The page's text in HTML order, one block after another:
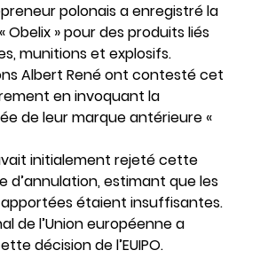
polonais a enregistré la
Obelix » pour des produits liés
munitions et explosifs.
Albert René ont contesté cet
en invoquant la
de leur marque antérieure «
avait initialement rejeté cette
d’annulation, estimant que les
étaient insuffisantes.
de l’Union européenne a
décision de l’EUIPO.